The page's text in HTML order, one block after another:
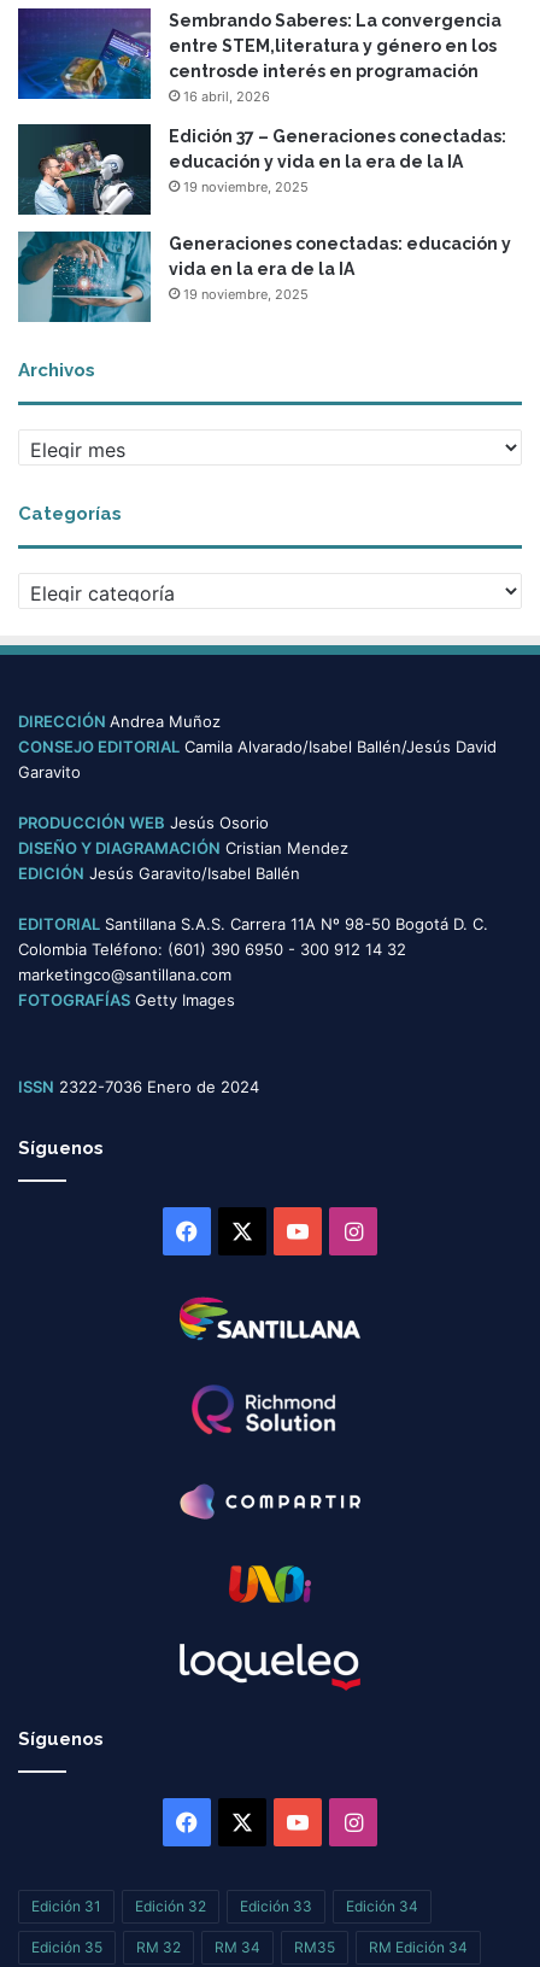
Sembrando Saberes: La convergencia
entre STEM,literatura y género en los
centrosde interés en programación
16 abril, 2026
Edición 37 – Generaciones conectadas:
educación y vida en la era de la IA
19 noviembre, 2025
Generaciones conectadas: educación y
vida en la era de la IA
19 noviembre, 2025
Archivos
r
h
i
Categorías
a
e
o
r
s
DIRECCIÓN Andrea Muñoz
CONSEJO EDITORIAL Camila Alvarado/Isabel Ballén/Jesús David
Garavito
PRODUCCIÓN WEB Jesús Osorio
DISEÑO Y DIAGRAMACIÓN Cristian Mendez
EDICIÓN Jesús Garavito/Isabel Ballén
EDITORIAL Santillana S.A.S. Carrera 11A Nº 98-50 Bogotá D. C.
Colombia Teléfono: (601) 390 6950 - 300 912 14 32
marketingco@santillana.com
FOTOGRAFÍAS Getty Images
ISSN 2322-7036 Enero de 2024
Síguenos
Facebook YouTubeInstagram
Síguenos
Facebook YouTubeInstagram
Edición 31 Edición 32 Edición 33 Edición 34
Edición 35 RM 32 RM 34 RM35 RM Edición 34